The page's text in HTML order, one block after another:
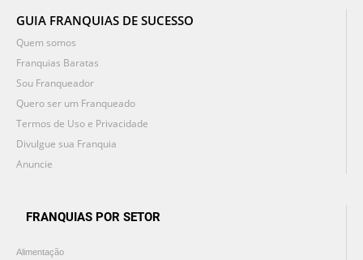
GUIA FRANQUIAS DE SUCESSO
Quem somos
Franquias Baratas
Sou Franqueador
Quero ser um Franqueado
Termos de Uso e Privacidade
Divulgue sua Franquia
Anuncie
FRANQUIAS POR SETOR
Alimentação